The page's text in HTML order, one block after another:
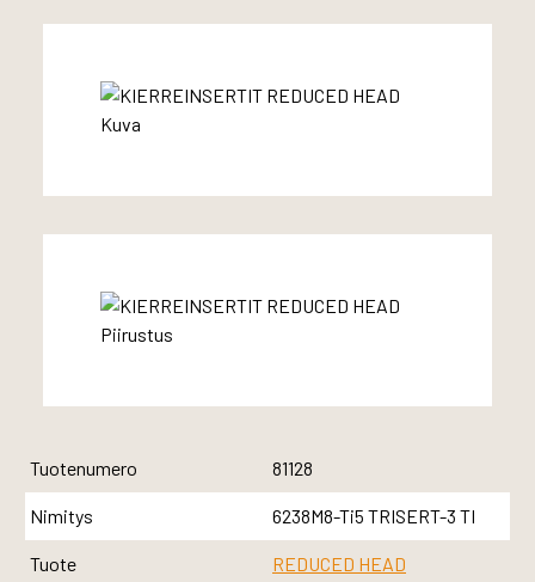
Tuotenumero 81128
Nimitys 6238M8-Ti5 TRISERT-3 TI
Tuote REDUCED HEAD